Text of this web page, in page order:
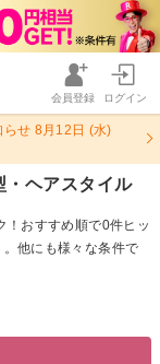
会員登録 ログイン
らせ 8月12日 (水)
・ヘアスタイル
！おすすめ順で0件ヒッ
他にも様々な条件で